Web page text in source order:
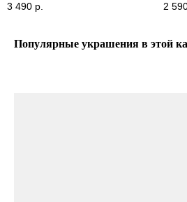
3 490 р. 2
Популярные украшения в этой